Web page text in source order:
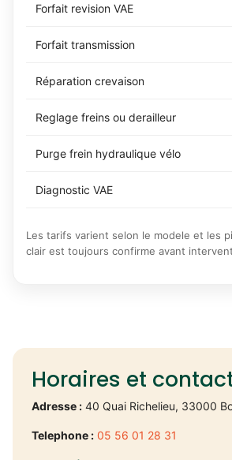
Forfait revision VAE
Forfait transmission
Réparation crevaison
Reglage freins ou derailleur
Purge frein hydraulique vélo
Diagnostic VAE
Les tarifs varient selon le modele et les
clair est toujours confirme avant
Horaires et
Adresse : 40 Quai Richelieu, 33000
Telephone : 05 56 01 28 31